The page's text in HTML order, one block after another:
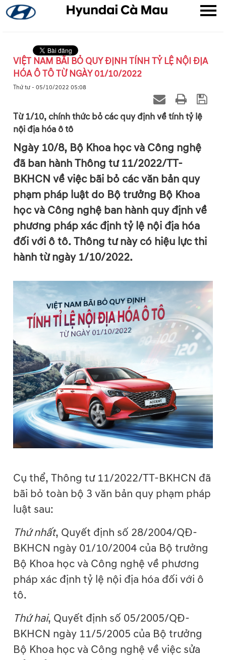
VIỆT NAM BÃI BỎ QUY ĐỊNH TÍNH TỶ LỆ NỘI ĐỊA
HÓA Ô TÔ TỪ NGÀY 01/10/2022
Thứ tư - 05/10/2022 05:08
Từ 1/10, chính thức bỏ các quy định về tính tỷ lệ
nội địa hóa ô tô
Ngày 10/8, Bộ Khoa học và Công nghệ
đã ban hành Thông tư 11/2022/TT-
BKHCN về việc bãi bỏ các văn bản quy
phạm pháp luật do Bộ trưởng Bộ Khoa
học và Công nghệ ban hành quy định về
phương pháp xác định tỷ lệ nội địa hóa
đối với ô tô. Thông tư này có hiệu lực thi
hành từ ngày 1/10/2022.
Cụ thể, Thông tư 11/2022/TT-BKHCN đã
bãi bỏ toàn bộ 3 văn bản quy phạm pháp
luật sau:
Thứ nhất, Quyết định số 28/2004/QĐ-
BKHCN ngày 01/10/2004 của Bộ trưởng
Bộ Khoa học và Công nghệ về phương
pháp xác định tỷ lệ nội địa hóa đối với ô
tô.
Thứ hai, Quyết định số 05/2005/QĐ-
BKHCN ngày 11/5/2005 của Bộ trưởng
Bộ Khoa học và Công nghệ về việc sửa